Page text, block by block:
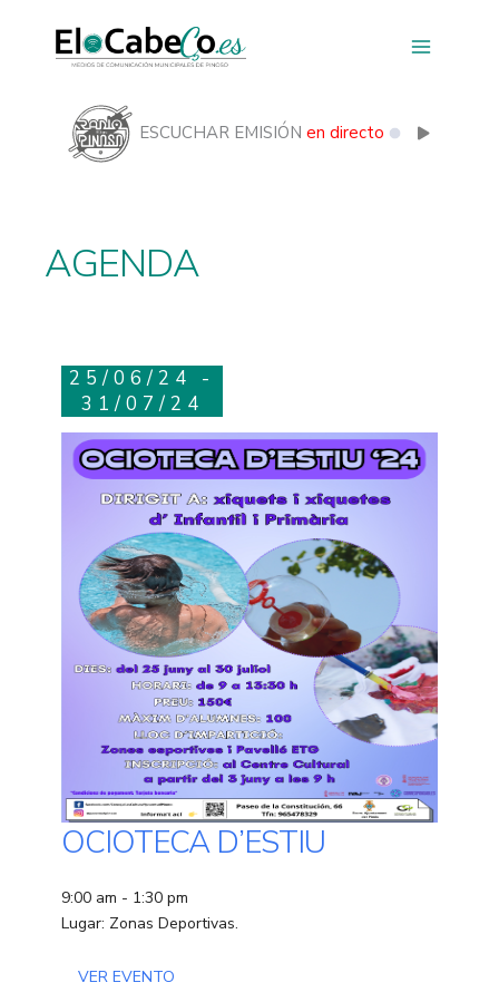
contenido
ESCUCHAR EMISIÓN en directo
AGENDA
25/06/24 -
31/07/24
OCIOTECA D’ESTIU
9:00 am - 1:30 pm
Lugar: Zonas Deportivas.
VER EVENTO